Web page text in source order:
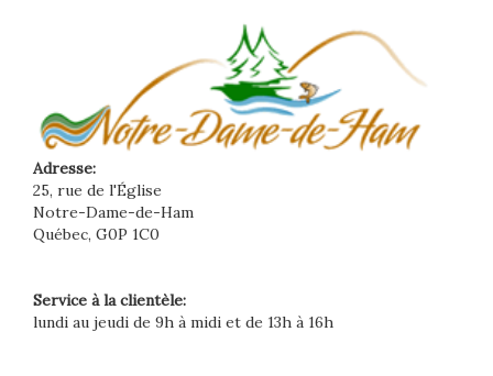
Adresse:
25, rue de l'Église
Notre-Dame-de-Ham
Québec, G0P 1C0
Service à la clientèle:
lundi au jeudi de 9h à midi et de 13h à 16h